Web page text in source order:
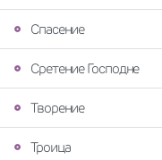
Спасение
Сретение Господне
Творение
Троица